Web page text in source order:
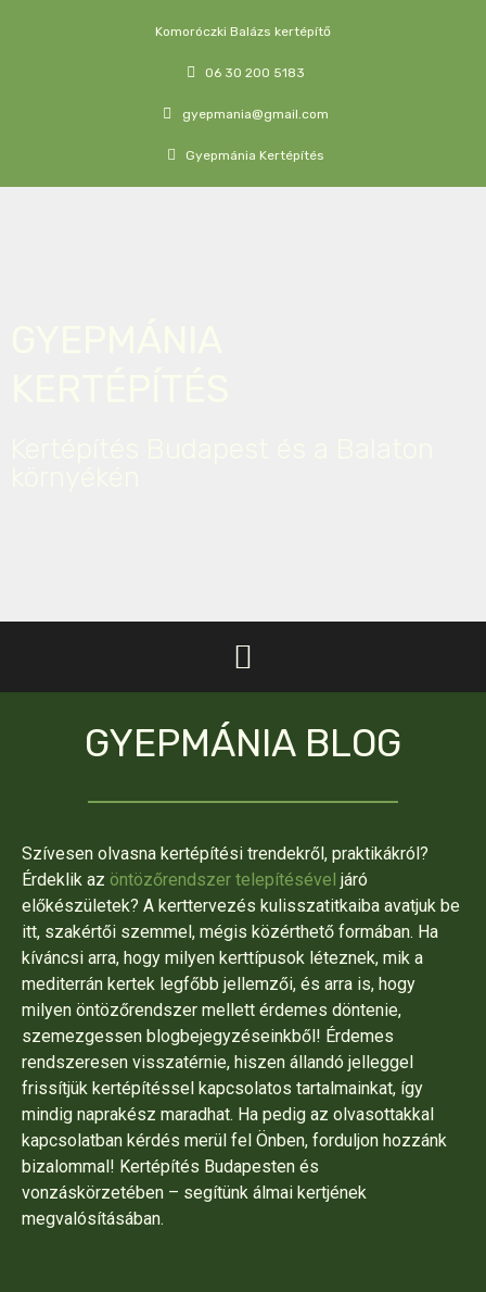
Komoróczki Balázs kertépítő
06 30 200 5183
gyepmania@gmail.com
Gyepmánia Kertépítés
GYEPMÁNIA BLOG
Szívesen olvasna kertépítési trendekről, praktikákról?
Érdeklik az öntözőrendszer telepítésével járó
előkészületek? A kerttervezés kulisszatitkaiba avatjuk be
itt, szakértői szemmel, mégis közérthető formában. Ha
kíváncsi arra, hogy milyen kerttípusok léteznek, mik a
mediterrán kertek legfőbb jellemzői, és arra is, hogy
milyen öntözőrendszer mellett érdemes döntenie,
szemezgessen blogbejegyzéseinkből! Érdemes
rendszeresen visszatérnie, hiszen állandó jelleggel
frissítjük kertépítéssel kapcsolatos tartalmainkat, így
mindig naprakész maradhat. Ha pedig az olvasottakkal
kapcsolatban kérdés merül fel Önben, forduljon hozzánk
bizalommal! Kertépítés Budapesten és
vonzáskörzetében – segítünk álmai kertjének
megvalósításában.